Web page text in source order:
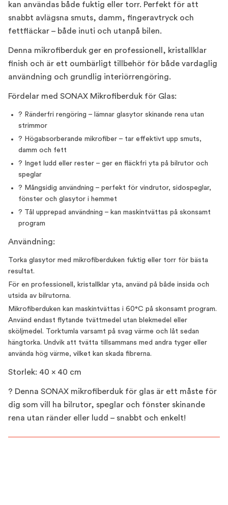
kan användas både fuktig eller torr. Perfekt för att
snabbt avlägsna smuts, damm, fingeravtryck och
fettfläckar – både inuti och utanpå bilen.
Denna mikrofiberduk ger en professionell, kristallklar
finish och är ett oumbärligt tillbehör för både vardaglig
användning och grundlig interiörrengöring.
Fördelar med SONAX Mikrofiberduk för Glas:
? Ränderfri rengöring – lämnar glasytor skinande rena utan
strimmor
? Högabsorberande mikrofiber – tar effektivt upp smuts,
damm och fett
? Inget ludd eller rester – ger en fläckfri yta på bilrutor och
speglar
? Mångsidig användning – perfekt för vindrutor, sidospeglar,
fönster och glasytor i hemmet
? Tål upprepad användning – kan maskintvättas på skonsamt
program
Användning:
Torka glasytor med mikrofiberduken fuktig eller torr för bästa
resultat.
För en professionell, kristallklar yta, använd på både insida och
utsida av bilrutorna.
Mikrofiberduken kan maskintvättas i 60°C på skonsamt program.
Använd endast flytande tvättmedel utan blekmedel eller
sköljmedel. Torktumla varsamt på svag värme och låt sedan
hängtorka. Undvik att tvätta tillsammans med andra tyger eller
använda hög värme, vilket kan skada fibrerna.
Storlek: 40 x 40 cm
? Denna SONAX mikrofiberduk för glas är ett måste för
dig som vill ha bilrutor, speglar och fönster skinande
rena utan ränder eller ludd – snabbt och enkelt!